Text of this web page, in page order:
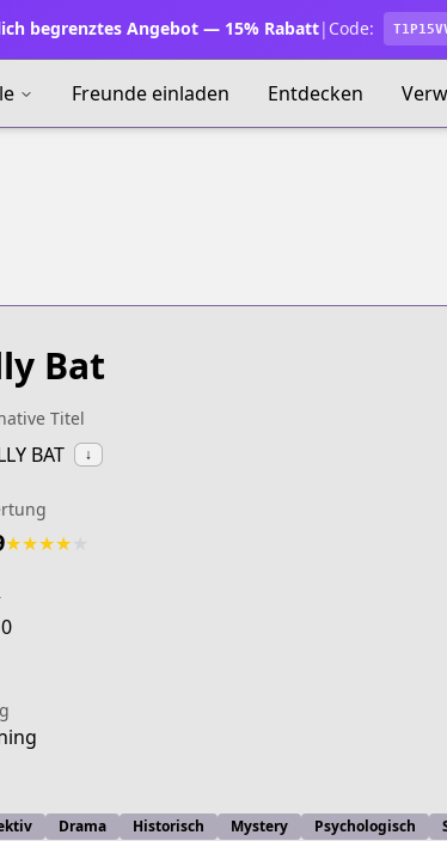
begrenztes Angebot — 15% Rabatt| Code:
Freunde einladen Entdecken
Bat
Titel
BAT ↓
★★★★
Drama Historisch Mystery Psychologisch